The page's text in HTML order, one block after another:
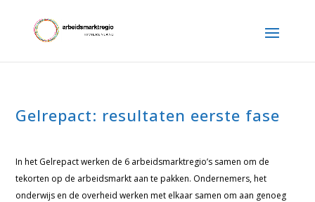
Gelrepact: resultaten eerste fase
In het Gelrepact werken de 6 arbeidsmarktregio’s samen om de
tekorten op de arbeidsmarkt aan te pakken. Ondernemers, het
onderwijs en de overheid werken met elkaar samen om aan genoeg